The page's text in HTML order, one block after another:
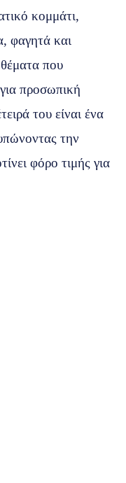
κομμάτι,
φαγητά και
που
προσωπική
του είναι ένα
την
φόρο τιμής για